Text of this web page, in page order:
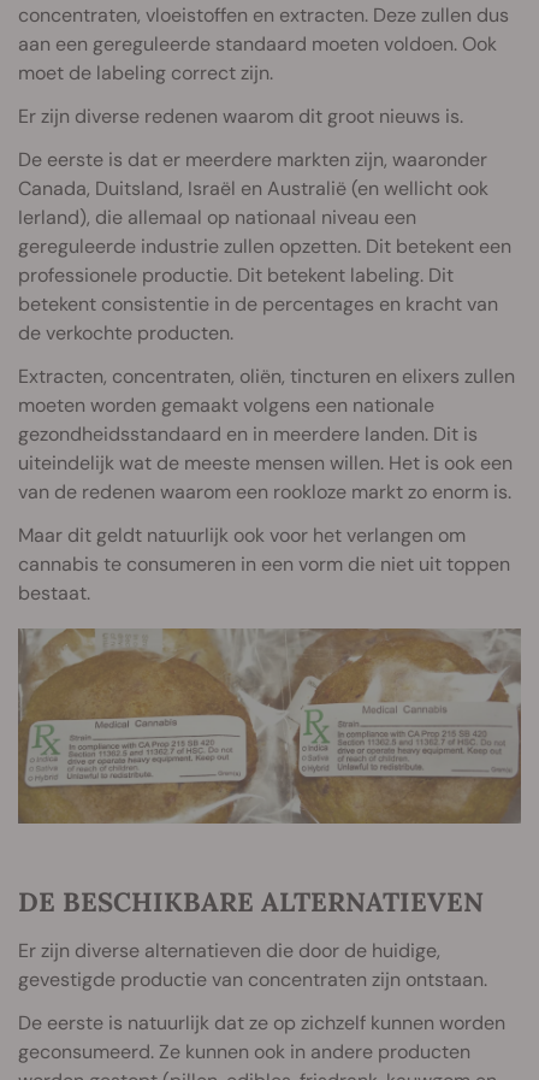
concentraten, vloeistoffen en extracten. Deze zullen dus
aan een gereguleerde standaard moeten voldoen. Ook
moet de labeling correct zijn.
Er zijn diverse redenen waarom dit groot nieuws is.
De eerste is dat er meerdere markten zijn, waaronder
Canada, Duitsland, Israël en Australië (en wellicht ook
Ierland), die allemaal op nationaal niveau een
gereguleerde industrie zullen opzetten. Dit betekent een
professionele productie. Dit betekent labeling. Dit
betekent consistentie in de percentages en kracht van
de verkochte producten.
Extracten, concentraten, oliën, tincturen en elixers zullen
moeten worden gemaakt volgens een nationale
gezondheidsstandaard en in meerdere landen. Dit is
uiteindelijk wat de meeste mensen willen. Het is ook een
van de redenen waarom een rookloze markt zo enorm is.
Maar dit geldt natuurlijk ook voor het verlangen om
cannabis te consumeren in een vorm die niet uit toppen
bestaat.
DE BESCHIKBARE ALTERNATIEVEN
Er zijn diverse alternatieven die door de huidige,
gevestigde productie van concentraten zijn ontstaan.
De eerste is natuurlijk dat ze op zichzelf kunnen worden
geconsumeerd. Ze kunnen ook in andere producten